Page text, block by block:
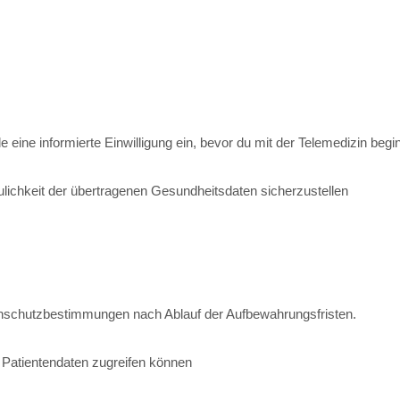
informierte Einwilligung ein, bevor du mit der Telemedizin
der übertragenen Gesundheitsdaten sicherzustellen
nach Ablauf der Aufbewahrungsfristen.
zugreifen können